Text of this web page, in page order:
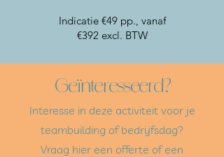
Indicatie €49 pp., vanaf
€392 excl. BTW
Geïnteresseerd?
Interesse in deze activiteit voor je
teambuilding of bedrijfsdag?
Vraag hier een offerte of een